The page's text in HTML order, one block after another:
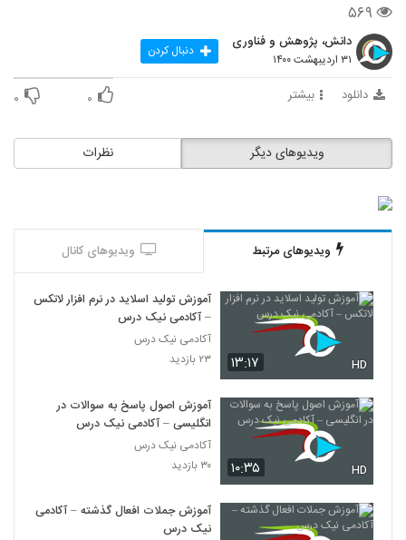
13
14
15
Lord of War (2005)
۸۴۰ بازدید
۵۶۹
دانش، پژوهش و فناوری
۳۱ اردیبهشت ۱۴۰۰ دنبال کردن
دانلود بیشتر ۰ ۰
نظرات ویدیوهای دیگر
ویدیوهای مرتبط ویدیوهای کانال
۱۳:۱۷ HD
آموزش تولید اسلاید در نرم افزار لاتکس
– آکادمی نیک درس
آکادمی نیک درس
۲۳ بازدید
۱۰:۳۵ HD
آموزش اصول پاسخ به سوالات در
انگلیسی – آکادمی نیک درس
آکادمی نیک درس
۳۰ بازدید
آموزش جملات افعال گذشته – آکادمی
نیک درس